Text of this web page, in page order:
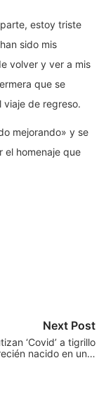
estoy triste
sido mis
volver y ver a mis
que se
viaje de regreso.
mejorando» y se
el homenaje que
Next Post
‘Covid’ a tigrillo
nacido en un…